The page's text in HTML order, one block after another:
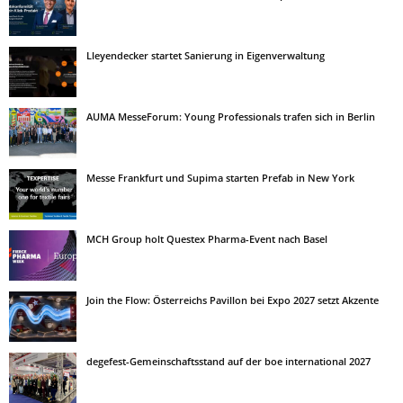
Lleyendecker startet Sanierung in Eigenverwaltung
AUMA MesseForum: Young Professionals trafen sich in Berlin
Messe Frankfurt und Supima starten Prefab in New York
MCH Group holt Questex Pharma-Event nach Basel
Join the Flow: Österreichs Pavillon bei Expo 2027 setzt Akzente
degefest-Gemeinschaftsstand auf der boe international 2027